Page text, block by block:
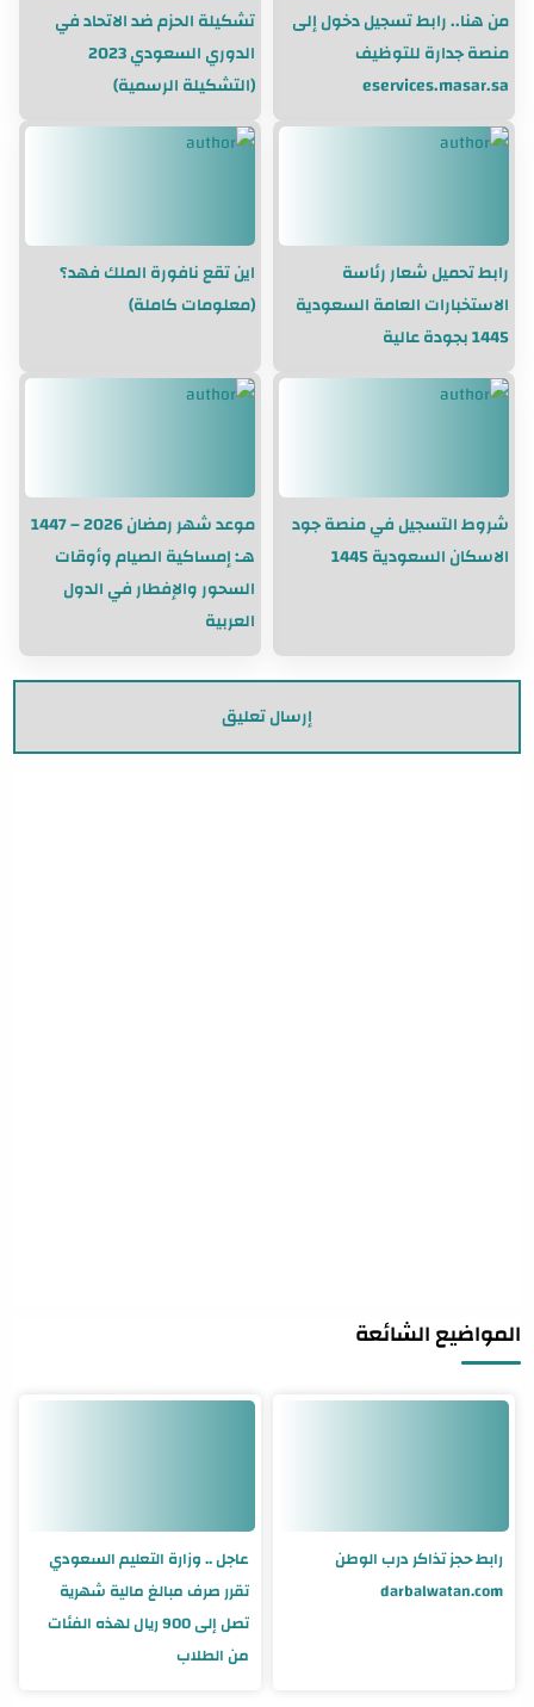
من هنا.. رابط تسجيل دخول إلى
منصة جدارة للتوظيف
eservices.masar.sa
تشكيلة الحزم ضد الاتحاد في
الدوري السعودي 2023
(التشكيلة الرسمية)
رابط تحميل شعار رئاسة
الاستخبارات العامة السعودية
1445 بجودة عالية
اين تقع نافورة الملك فهد؟
(معلومات كاملة)
شروط التسجيل في منصة جود
الاسكان السعودية 1445
موعد شهر رمضان 2026 – 1447
هـ: إمساكية الصيام وأوقات
السحور والإفطار في الدول
العربية
المواضيع الشائعة
رابط حجز تذاكر درب الوطن
darbalwatan.com
عاجل .. وزارة التعليم السعودي
تقرر صرف مبالغ مالية شهرية
تصل إلى 900 ريال لهذه الفئات
من الطلاب